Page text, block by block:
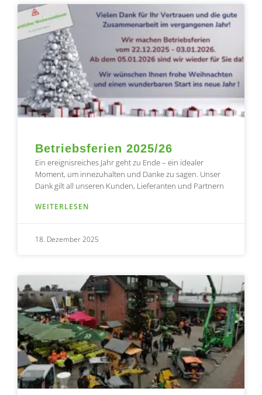
Betriebsferien 2025/26
Ein ereignisreiches Jahr geht zu Ende – ein idealer
Moment, um innezuhalten und Danke zu sagen. Unser
Dank gilt all unseren Kunden, Lieferanten und Partnern
WEITERLESEN
18. Dezember 2025
SeiteSeiteSeite
SeiteSeite